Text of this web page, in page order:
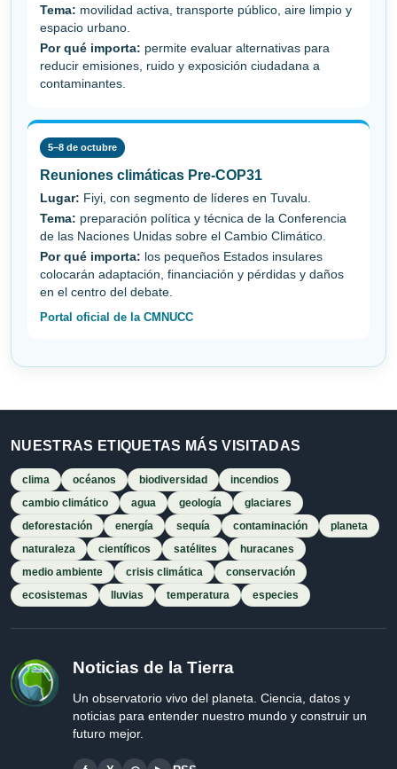
Tema: movilidad activa, transporte público, aire limpio y
espacio urbano.
Por qué importa: permite evaluar alternativas para
reducir emisiones, ruido y exposición ciudadana a
contaminantes.
5–8 de octubre
Reuniones climáticas Pre-COP31
Lugar: Fiyi, con segmento de líderes en Tuvalu.
Tema: preparación política y técnica de la Conferencia
de las Naciones Unidas sobre el Cambio Climático.
Por qué importa: los pequeños Estados insulares
colocarán adaptación, financiación y pérdidas y daños
en el centro del debate.
Portal oficial de la CMNUCC
NUESTRAS ETIQUETAS MÁS VISITADAS
clima océanos biodiversidad
incendios
cambio climático
agua geología
glaciares
deforestación
energía sequía contaminación
planeta
naturaleza
científicos satélites
huracanes
medio ambiente
crisis climática
conservación
ecosistemas
lluvias temperatura especies
Noticias de la Tierra
Un observatorio vivo del planeta. Ciencia, datos y
noticias para entender nuestro mundo y construir un
futuro mejor.